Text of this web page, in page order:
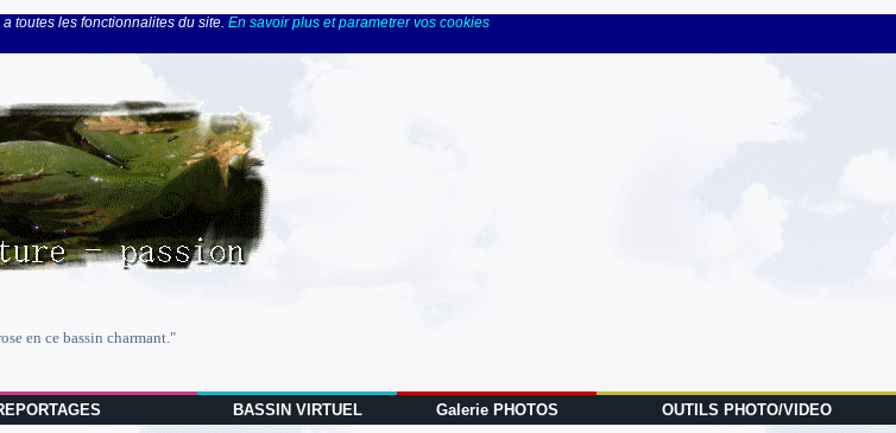
toutes les fonctionnalites du site. En savoir plus et parametrer vos cookies
en ce bassin charmant."
BASSIN VIRTUEL Galerie PHOTOS OUTILS PHOTO/VIDEO